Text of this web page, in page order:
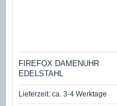
FIREFOX DAMENUHR
EDELSTAHL
ZIRKONIASTEINE FFS178-
102 SUNRAY SCHWARZ
Lieferzeit: ca. 3-4 Werktage